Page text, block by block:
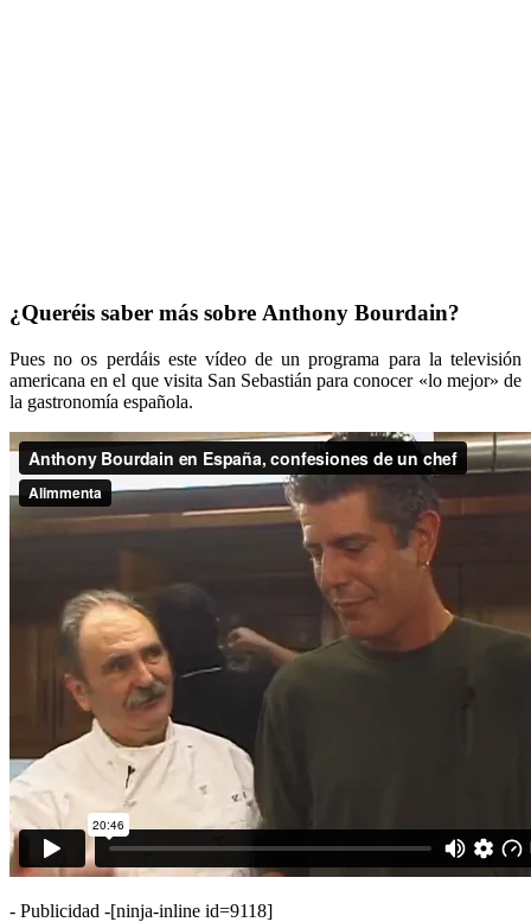
¿Queréis saber más sobre Anthony Bourdain?
Pues no os perdáis este vídeo de un programa para la televisión
americana en el que visita San Sebastián para conocer «lo mejor» de
la gastronomía española.
- Publicidad -[ninja-inline id=9118]